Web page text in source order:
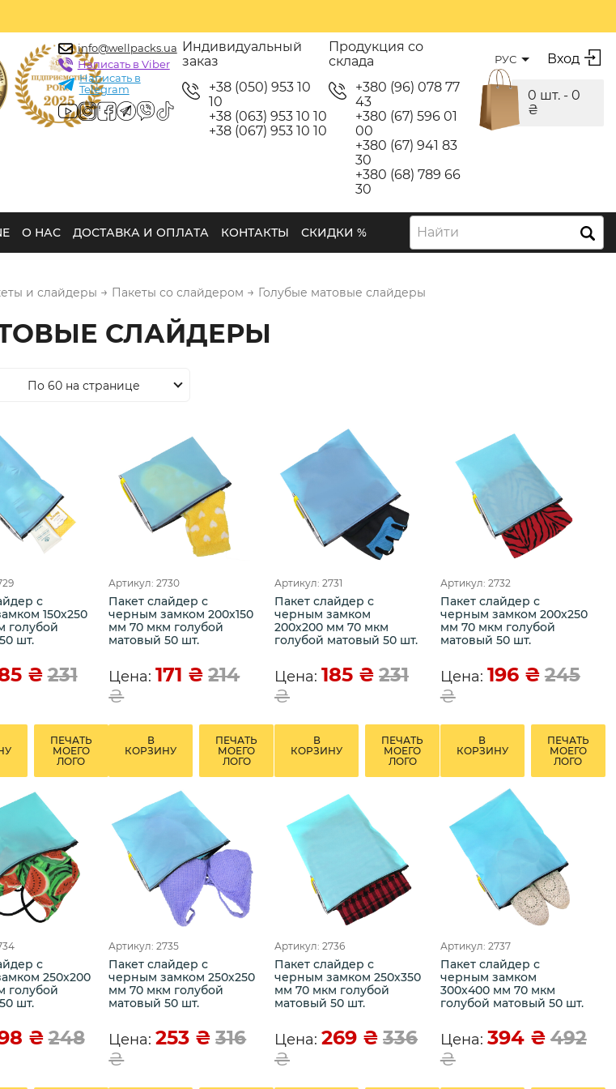
info@wellpacks.ua
Написать в Viber
Написать в
Telegram
Индивидуальный
заказ
+38 (050) 953 10
10
+38 (063) 953 10 10
+38 (067) 953 10 10
Продукция со
склада
+380 (96) 078 77
43
+380 (67) 596 01
00
+380 (67) 941 83
30
+380 (68) 789 66
30
РУС Вход
0 шт. - 0
₴
О НАС ДОСТАВКА И ОПЛАТА КОНТАКТЫ СКИДКИ % Найти
и слайдеры → Пакеты со слайдером → Голубые матовые слайдеры
СЛАЙДЕРЫ
По 60 на странице
с
150х250
голубой
шт.
₴231
ПЕЧАТЬ
МОЕГО
ЛОГО
Артикул: 2730
Пакет слайдер с
черным замком 200х150
мм 70 мкм голубой
матовый 50 шт.
Цена: 171 ₴ 214
₴
В
КОРЗИНУ
ПЕЧАТЬ
МОЕГО
ЛОГО
Артикул: 2731
Пакет слайдер с
черным замком
200х200 мм 70 мкм
голубой матовый 50 шт.
Цена: 185 ₴ 231
₴
В
КОРЗИНУ
ПЕЧАТЬ
МОЕГО
ЛОГО
Артикул: 2732
Пакет слайдер с
черным замком 200х250
мм 70 мкм голубой
матовый 50 шт.
Цена: 196 ₴ 245
₴
В
КОРЗИНУ
ПЕЧАТЬ
МОЕГО
ЛОГО
с
250х200
голубой
шт.
₴248
Артикул: 2735
Пакет слайдер с
черным замком 250х250
мм 70 мкм голубой
матовый 50 шт.
Цена:253 ₴ 316
₴
Артикул: 2736
Пакет слайдер с
черным замком 250х350
мм 70 мкм голубой
матовый 50 шт.
Цена:269 ₴ 336
₴
Артикул: 2737
Пакет слайдер с
черным замком
300х400 мм 70 мкм
голубой матовый 50 шт.
Цена: 394 ₴ 492
₴